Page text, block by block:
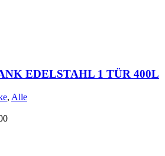
EDELSTAHL 1 TÜR 400L
, Alle